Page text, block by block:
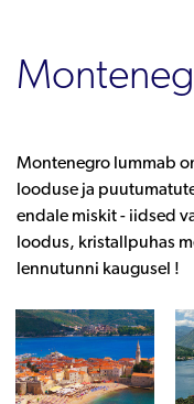
Montenegro lummab
looduse ja
endale miskit - iidsed
loodus, kristallpuhas
lennutunni kaugusel !